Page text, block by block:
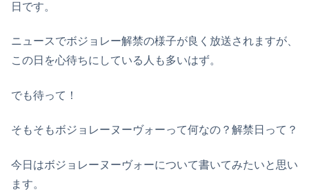
日です。
ニュースでボジョレー解禁の様子が良く放送されますが、
この日を心待ちにしている人も多いはず。
でも待って！
そもそもボジョレーヌーヴォーって何なの？解禁日って？
今日はボジョレーヌーヴォーについて書いてみたいと思い
ます。